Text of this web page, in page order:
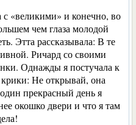
«великими» и конечно, во
чем глаза молодой
Этта рассказывала: В те
Ричард со своими
Однажды я постучала к
Не открывай, она
прекрасный день я
окошко двери и что я там